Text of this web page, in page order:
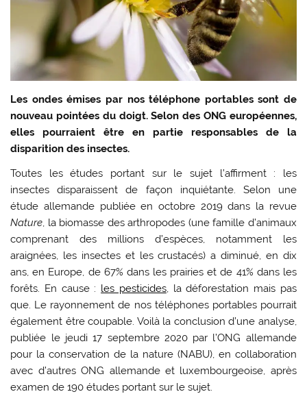
Les ondes émises par nos téléphone portables sont de
nouveau pointées du doigt. Selon des ONG européennes,
elles pourraient être en partie responsables de la
disparition des insectes.
Toutes les études portant sur le sujet l’affirment : les
insectes disparaissent de façon inquiétante. Selon une
étude allemande publiée en octobre 2019 dans la revue
Nature , la biomasse des arthropodes (une famille d’animaux
comprenant des millions d’espèces, notamment les
araignées, les insectes et les crustacés) a diminué, en dix
ans, en Europe, de 67% dans les prairies et de 41% dans les
forêts. En cause : les pesticides, la déforestation mais pas
que. Le rayonnement de nos téléphones portables pourrait
également être coupable. Voilà la conclusion d’une analyse,
publiée le jeudi 17 septembre 2020 par l’ONG allemande
pour la conservation de la nature (NABU), en collaboration
avec d’autres ONG allemande et luxembourgeoise, après
examen de 190 études portant sur le sujet.